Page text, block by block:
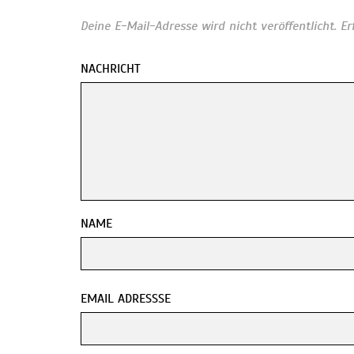
Deine E-Mail-Adresse wird nicht veröffentlicht.
NACHRICHT
NAME
EMAIL ADRESSSE